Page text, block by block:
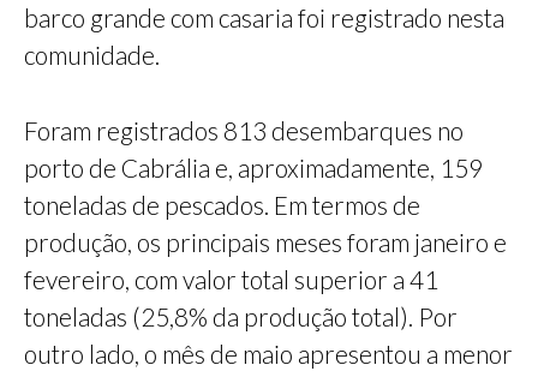
barco grande com casaria foi registrado nesta
comunidade.
Foram registrados 813 desembarques no
porto de Cabrália e, aproximadamente, 159
toneladas de pescados. Em termos de
produção, os principais meses foram janeiro e
fevereiro, com valor total superior a 41
toneladas (25,8% da produção total). Por
outro lado, o mês de maio apresentou a menor